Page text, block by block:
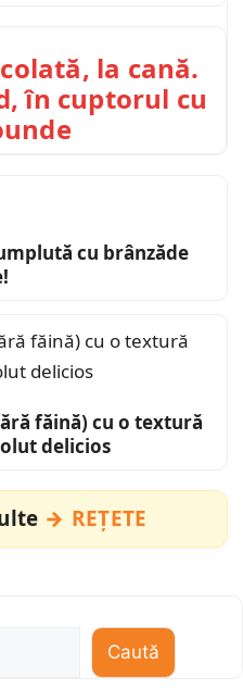
la cană.
în cuptorul cu
cu brânzăde
făină) cu o textură
delicios
REȚETE
Caută